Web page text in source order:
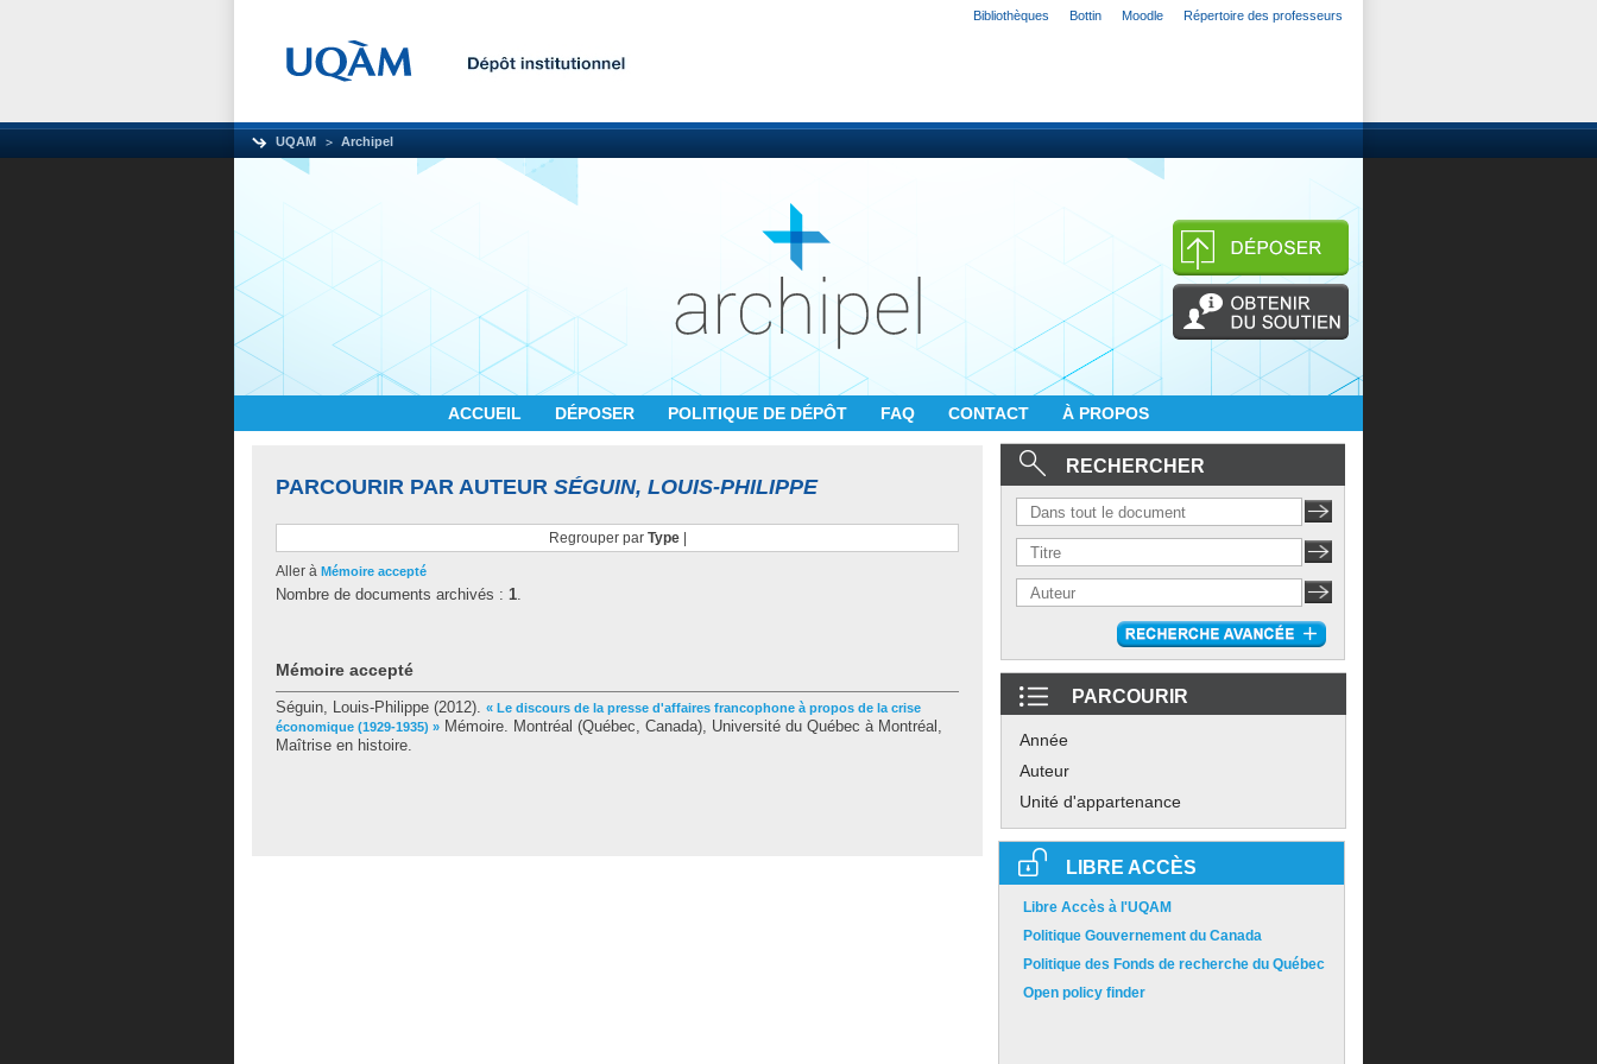
Bibliothèques Bottin Moodle Répertoire des professeurs
UQAM Archipel
ACCUEIL DÉPOSER POLITIQUE DE DÉPÔT FAQ CONTACT À PROPOS
PARCOURIR PAR AUTEUR SÉGUIN, LOUIS-PHILIPPE
Regrouper par Type|
Aller à Mémoire accepté
Nombre de documents archivés : 1.
Mémoire accepté
Séguin, Louis-Philippe (2012). « Le discours de la presse d'affaires francophone à propos de la crise
économique (1929-1935) » Mémoire. Montréal (Québec, Canada), Université du Québec à Montréal,
Maîtrise en histoire.
RECHERCHER
PARCOURIR
Année
Auteur
Unité d'appartenance
LIBRE ACCÈS
Libre Accès à l'UQAM
Politique Gouvernement du Canada
Politique des Fonds de recherche du Québec
Open policy finder